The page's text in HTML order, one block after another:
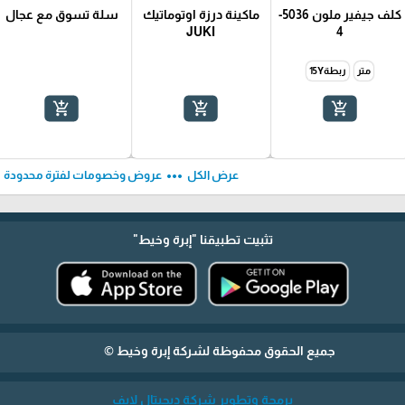
كلف جيفير ملون 5036-
4
متر ربطة15Y
add_shopping_cart
ماكينة درزة اوتوماتيك
JUKI
add_shopping_cart
سلة تسوق مع عجال
add_shopping_cart
عرض الكل more_horiz عروض وخصومات لفترة محدودة
تثبيت تطبيقنا "إبرة وخيط"
جميع الحقوق محفوظة لشركة إبرة وخيط ©
برمجة وتطوير شركة ديجيتال لايف